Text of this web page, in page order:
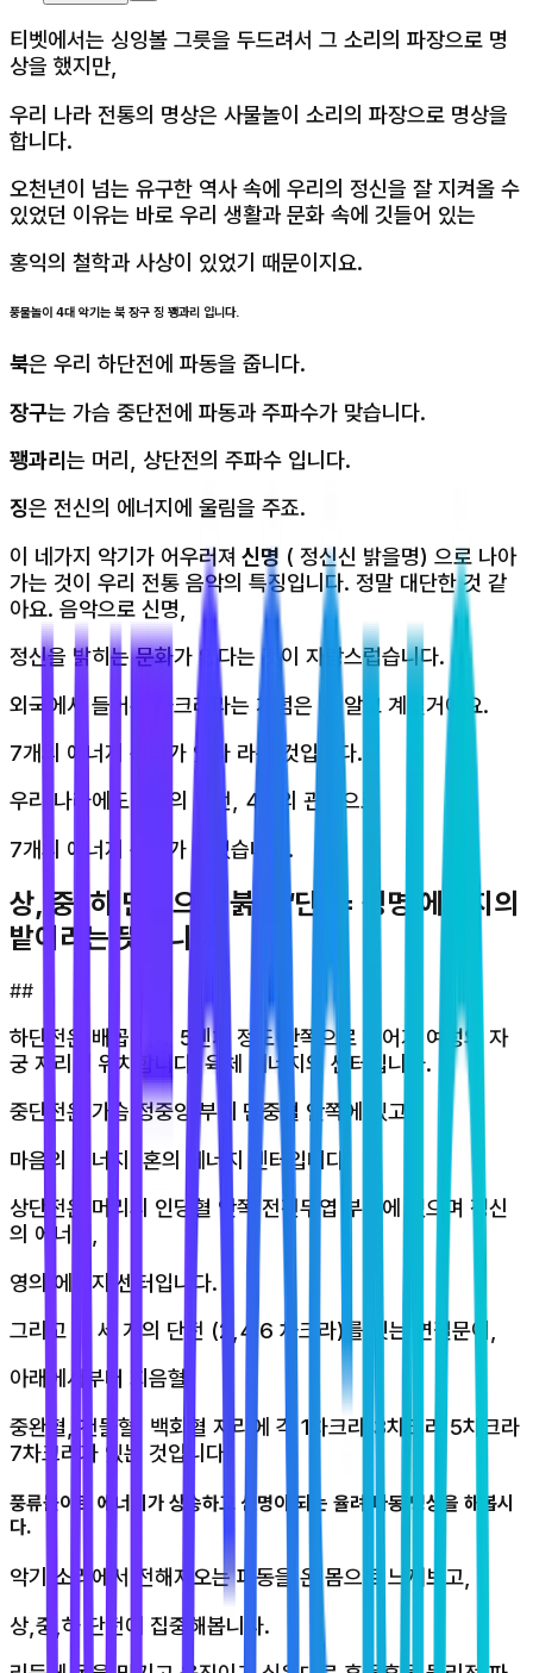
티벳에서는 싱잉볼 그릇을 두드려서 그 소리의 파장으로 명
상을 했지만,
우리 나라 전통의 명상은 사물놀이 소리의 파장으로 명상을
합니다.
오천년이 넘는 유구한 역사 속에 우리의 정신을 잘 지켜올 수
있었던 이유는 바로 우리 생활과 문화 속에 깃들어 있는
홍익의 철학과 사상이 있었기 때문이지요.
풍물놀이 4대 악기는 북 장구 징 꽹과리 입니다.
북은 우리 하단전에 파동을 줍니다.
장구는 가슴 중단전에 파동과 주파수가 맞습니다.
꽹과리는 머리, 상단전의 주파수 입니다.
징은 전신의 에너지에 울림을 주죠.
이 네가지 악기가 어우러져 신명 ( 정신신 밝을명) 으로 나아
가는 것이 우리 전통 음악의 특징입니다. 정말 대단한 것 같
아요. 음악으로 신명,
정신을 밝히는 문화가 있다는 것이 자랑스럽습니다.
외국에서 들어온 차크라라는 개념은 잘 알고 계실거에요.
7개의 에너지 센터가 있다 라는 것입니다.
우리 나라에도 3개의 단전, 4개의 관문으로
7개의 에너지 센터가 있었습니다.
상, 중, 하 단전으로 붉을 ‘단’ = 생명 에너지의
밭이라는 뜻입니다.
##
하단전은 배꼽 아래 5센치 정도 안쪽으로 들어가 여성의 자
궁 자리에 위치합니다. 육체 에너지의 센터입니다.
중단전은 가슴 정중앙 부위 단중혈 안쪽에 있고,
마음의 에너지, 혼의 에너지 센터입니다.
상단전은 머리의 인당혈 안쪽 전전두엽 부위에 있으며 정신
의 에너지,
영의 에너지 센터입니다.
그리고 그 세 개의 단전 (2,4,6 차크라)를 잇는 연결문이,
아래에서부터 회음혈,
중완혈, 천돌혈, 백회혈 자리에 각 1차크라 3차크라 5차크라
7차크라가 있는 것입니다.
풍류놀이로 에너지가 상승하고 신명이 되는 율려 파동 명상을 해봅시
다.
악기 소리에서 전해져오는 파동을 온 몸으로 느껴보고,
상,중,하 단전에 집중해봅니다.